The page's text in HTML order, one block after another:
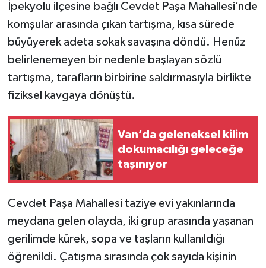
İpekyolu ilçesine bağlı Cevdet Paşa Mahallesi’nde
komşular arasında çıkan tartışma, kısa sürede
büyüyerek adeta sokak savaşına döndü. Henüz
belirlenemeyen bir nedenle başlayan sözlü
tartışma, tarafların birbirine saldırmasıyla birlikte
fiziksel kavgaya dönüştü.
Van’da geleneksel kilim
dokumacılığı geleceğe
taşınıyor
Cevdet Paşa Mahallesi taziye evi yakınlarında
meydana gelen olayda, iki grup arasında yaşanan
gerilimde kürek, sopa ve taşların kullanıldığı
öğrenildi. Çatışma sırasında çok sayıda kişinin